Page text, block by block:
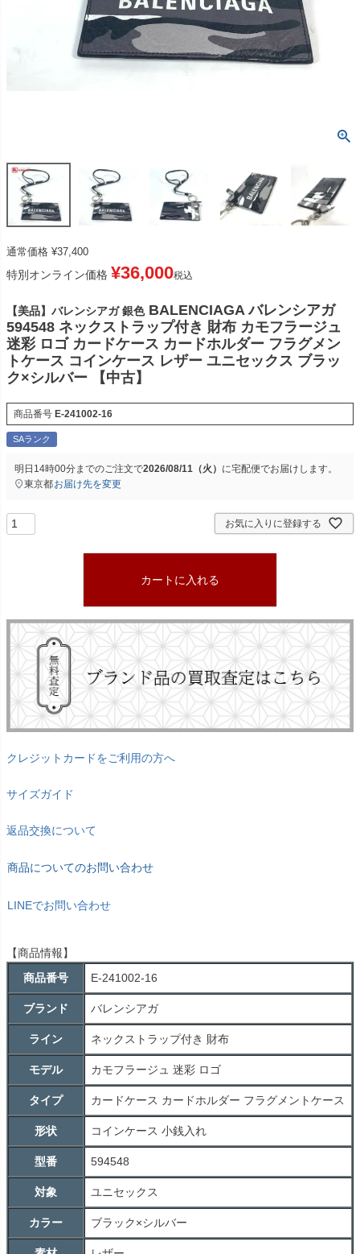
通常価格 ¥37,400
特別オンライン価格 ¥36,000税込
【美品】バレンシアガ 銀色 BALENCIAGA バレンシアガ
594548 ネックストラップ付き 財布 カモフラージュ
迷彩 ロゴ カードケース カードホルダー フラグメン
トケース コインケース レザー ユニセックス ブラッ
ク×シルバー 【中古】
商品番号 E-241002-16
SAランク
明日 14時00分までのご注文で2026/08/11（火） に宅配便でお届けします。
東京都お届け先を変更
お気に入りに登録する
カートに入れる
クレジットカードをご利用の方へ
サイズガイド
返品交換について
商品についてのお問い合わせ
LINEでお問い合わせ
【商品情報】
商品番号
E-241002-16
ブランド バレンシアガ
ライン ネックストラップ付き 財布
モデル カモフラージュ 迷彩 ロゴ
タイプ カードケース カードホルダー フラグメントケース
形状 コインケース 小銭入れ
型番 594548
対象 ユニセックス
カラー ブラック×シルバー